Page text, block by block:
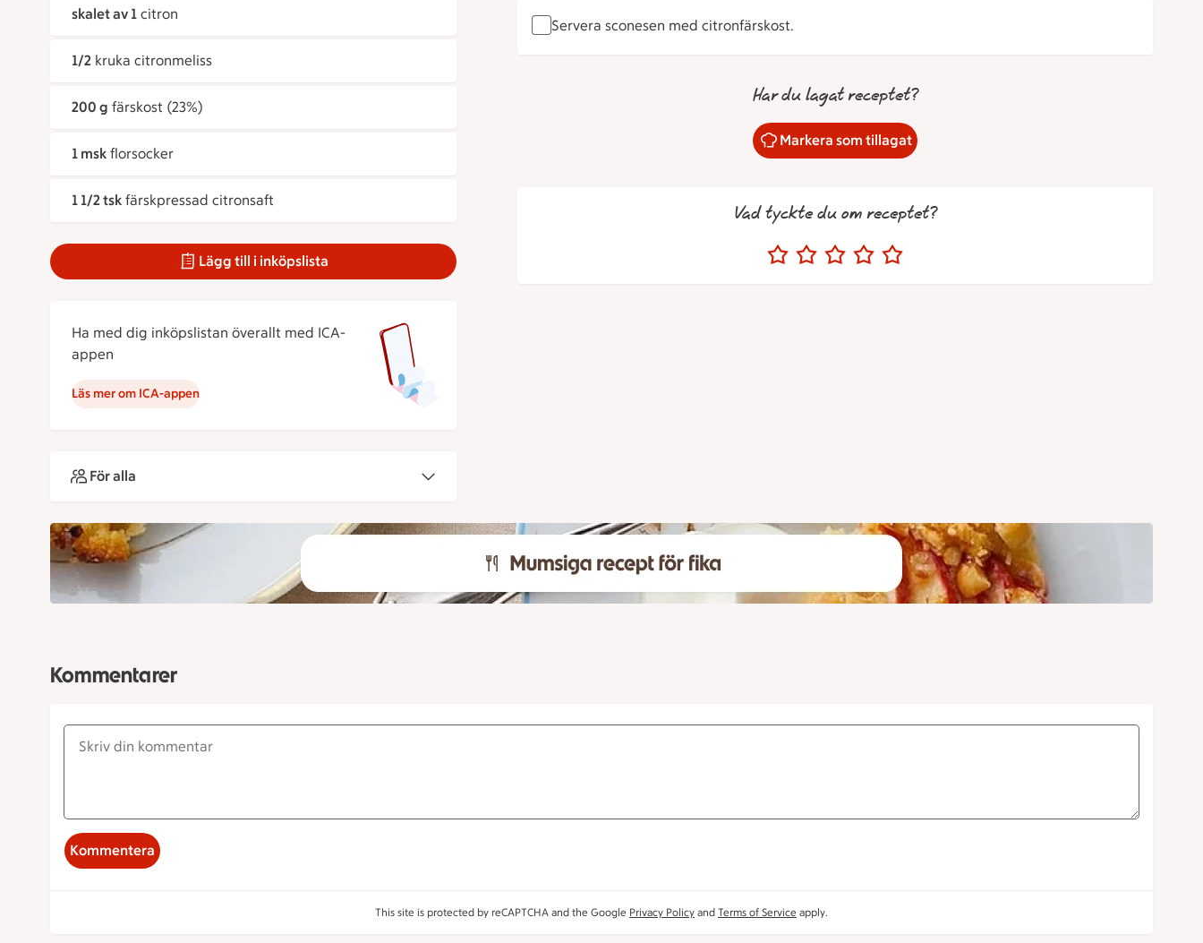
skalet av 1 citron
1/2 kruka citronmeliss
200 g färskost (23%)
1 msk florsocker
1 1/2 tsk färskpressad citronsaft
Lägg till i inköpslista
Ha med dig inköpslistan överallt med ICA-
appen
Läs mer om ICA-appen
För alla
Servera sconesen med citronfärskost.
Har du lagat receptet?
Markera som tillagat
Vad tyckte du om receptet?
Kommentarer
Kommentera
This site is protected by reCAPTCHA and the Google Privacy Policy and Terms of Service apply.